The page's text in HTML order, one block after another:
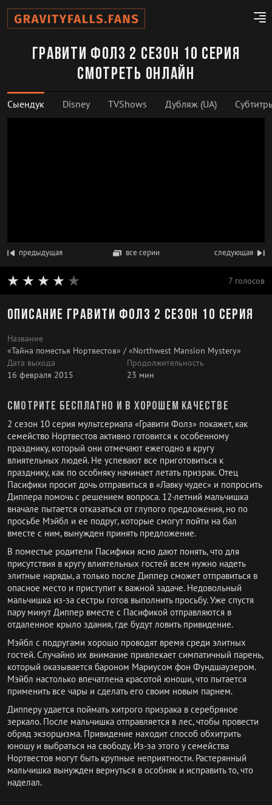
Гравити Фолз 2 сезон 10 серия
смотреть онлайн
Сыендук Disney TVShows Дубляж (UA)
предыдущая все серии следующая
7 голосов
Описание Гравити Фолз 2 сезон 10 серия
Название
«Тайна поместья Нортвестов» / «Northwest Mansion Mystery»
Дата выхода
16 февраля 2015
Продолжительность
23 мин
Смотрите бесплатно и в хорошем качестве
2 сезон 10 серия мультсериала «Гравити Фолз» покажет, как
семейство Нортвестов активно готовится к особенному
празднику, который они отмечают ежегодно в кругу
влиятельных людей. Не успевают все приготовиться к
празднику, как по особняку начинает летать призрак. Отец
Пасифики просит дочь отправиться в «Лавку чудес» и попросить
Диппера помочь с решением вопроса. 12-летний мальчишка
вначале пытается отказаться от глупого предложения, но по
просьбе Мэйбл и ее подруг, которые смогут пойти на бал
вместе с ним, вынужден принять предложение.
В поместье родители Пасифики ясно дают понять, что для
присутствия в кругу влиятельных гостей всем нужно надеть
элитные наряды, а только после Диппер сможет отправиться в
опасное место и приступит к важной задаче. Недовольный
мальчишка из-за сестры готов выполнить просьбу. Уже спустя
пару минут Диппер вместе с Пасификой отправляются в
отдаленное крыло здания, где будут ловить привидение.
Мэйбл с подругами хорошо проводят время среди элитных
гостей. Случайно их внимание привлекает симпатичный парень,
который оказывается бароном Мариусом фон Фундшаузером.
Мэйбл настолько впечатлена красотой юноши, что пытается
применить все чары и сделать его своим новым парнем.
Дипперу удается поймать хитрого призрака в серебряное
зеркало. После мальчишка отправляется в лес, чтобы провести
обряд экзорцизма. Привидение находит способ обхитрить
юношу и выбраться на свободу. Из-за этого у семейства
Нортвестов могут быть крупные неприятности. Растерянный
мальчишка вынужден вернуться в особняк и исправить то, что
наделал.